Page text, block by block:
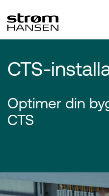
CTS-
Optimer din
CTS